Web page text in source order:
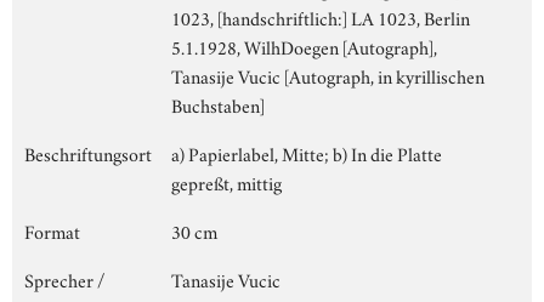
1023, [handschriftlich:] LA 1023, Berlin
5.1.1928, WilhDoegen [Autograph],
Tanasije Vucic [Autograph, in kyrillischen
Buchstaben]
Beschriftungsort
a) Papierlabel, Mitte; b) In die Platte
gepreßt, mittig
Format
30 cm
Sprecher /
Tanasije Vucic